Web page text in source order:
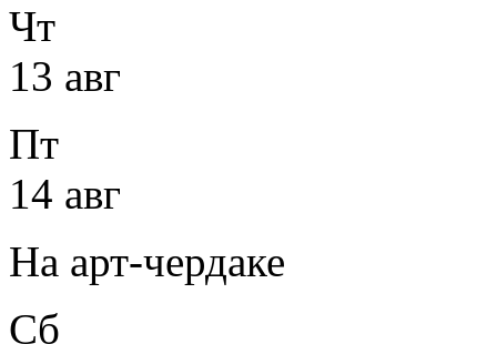
Чт
13 авг
Пт
14 авг
На арт-чердаке
Сб